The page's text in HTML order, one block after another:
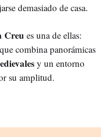
demasiado de casa.
Creu es una de ellas:
combina panorámicas
y un entorno
su amplitud.